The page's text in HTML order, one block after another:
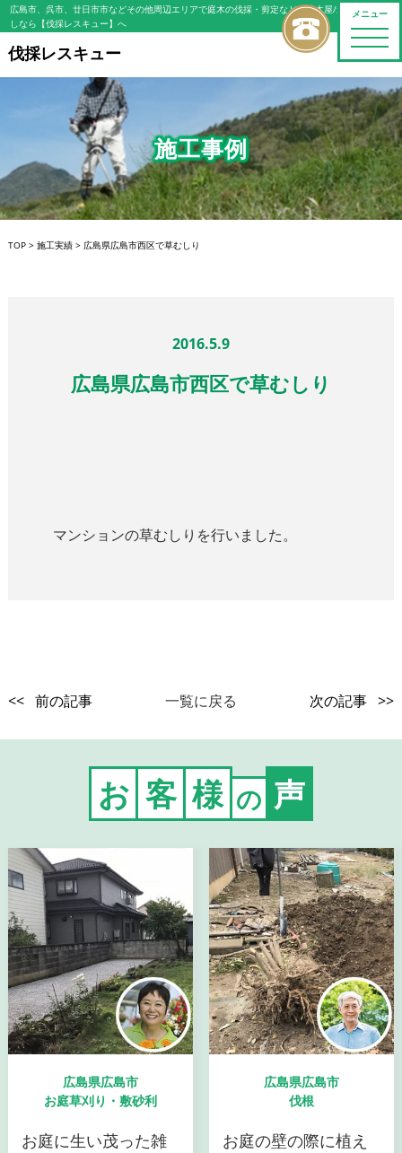
メニュー
toggle
広島市、呉市、廿日市市などその他周辺エリアで庭木の伐採・剪定などの植木屋/造園屋をお探
しなら【伐採レスキュー】へ
伐採レスキュー
施工事例
TOP> 施工実績> 広島県広島市西区で草むしり
2016.5.9
広島県広島市西区で草むしり
マンションの草むしりを行いました。
<< 前の記事 一覧に戻る 次の記事 >>
お 客 様 の 声
広島県広島市
お庭草刈り・敷砂利
お庭に生い茂った雑
広島県広島市
伐根
お庭の壁の際に植え